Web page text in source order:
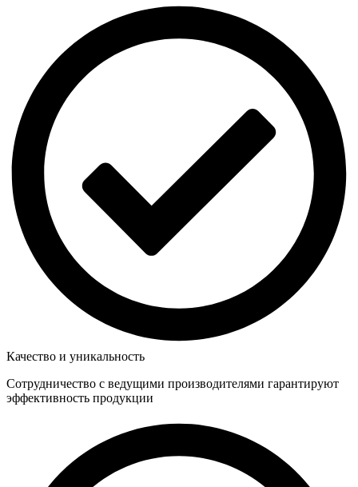
Качество и уникальность
Сотрудничество с ведущими производителями гарантируют
эффективность продукции